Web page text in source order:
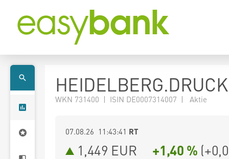
WKN 731400 | ISIN DE0007314007 | Aktie
07.08.26 11:43:41 RT
1,449 EUR +1,40 % (